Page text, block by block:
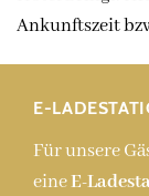
Ankunftszeit
E-
Für unsere
eineE-